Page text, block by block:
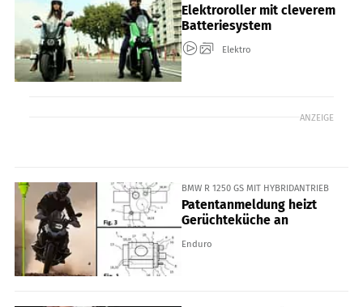
Elektroroller mit cleverem
Batteriesystem
Elektro
ANZEIGE
BMW R 1250 GS MIT HYBRIDANTRIEB
Patentanmeldung heizt
Gerüchteküche an
Enduro